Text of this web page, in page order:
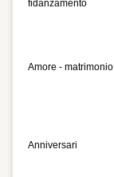
fidanzamento
Amore - matrimonio
Anniversari